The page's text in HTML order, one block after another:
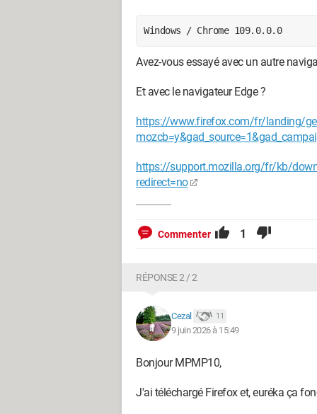
Windows / Chrome 109.0.0.0
Avez-vous essayé avec un autre
Et avec le navigateur Edge ?
https://www.firefox.com/fr/landing/
https://support.mozilla.org/fr/kb/
redirect=no
Commenter 1
RÉPONSE 2 / 2
Cezal 11
9 juin 2026 à 15:49
Bonjour MPMP10,
J'ai téléchargé Firefox et, euréka ça